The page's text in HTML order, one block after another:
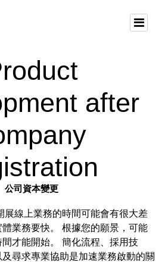
after
公司資本變更
展線上業務的時間可能會有很大差
業務要快。 根據您的願景，可能
才能開始。 簡化流程、採用技
尋求專業協助是加速業務啟動的關